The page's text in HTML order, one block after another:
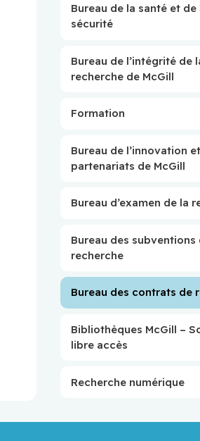
Bureau de la santé et de
sécurité
Bureau de l’intégrité de
recherche de McGill
Formation
Bureau de l’innovation
partenariats de McGill
Bureau d’examen de la
Bureau des subventions
recherche
Bureau des contrats de
Bibliothèques McGill –
libre accès
Recherche numérique